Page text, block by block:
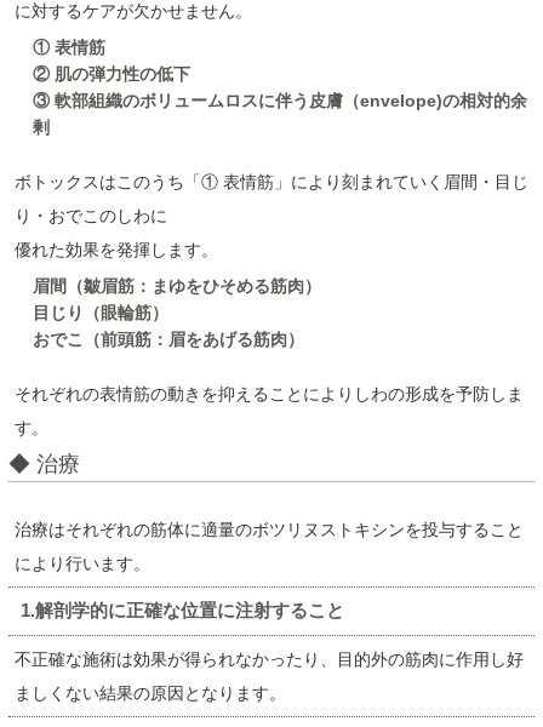
に対するケアが欠かせません。
① 表情筋
② 肌の弾力性の低下
③ 軟部組織のボリュームロスに伴う皮膚（envelope)の相対的余
剰
ボトックスはこのうち「① 表情筋」により刻まれていく眉間・目じ
り・おでこのしわに
優れた効果を発揮します。
眉間（皺眉筋：まゆをひそめる筋肉）
目じり（眼輪筋）
おでこ（前頭筋：眉をあげる筋肉）
それぞれの表情筋の動きを抑えることによりしわの形成を予防しま
す。
◆ 治療
治療はそれぞれの筋体に適量のボツリヌストキシンを投与すること
により行います。
1.解剖学的に正確な位置に注射すること
不正確な施術は効果が得られなかったり、目的外の筋肉に作用し好
ましくない結果の原因となります。